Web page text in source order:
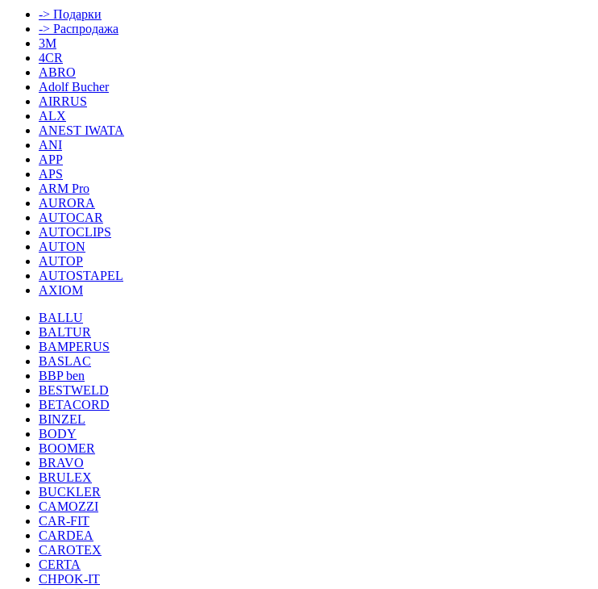
-> Подарки
-> Распродажа
3M
4CR
ABRO
Adolf Bucher
AIRRUS
ALX
ANEST IWATA
ANI
APP
APS
ARM Pro
AURORA
AUTOCAR
AUTOCLIPS
AUTON
AUTOP
AUTOSTAPEL
AXIOM
BALLU
BALTUR
BAMPERUS
BASLAC
BBP ben
BESTWELD
BETACORD
BINZEL
BODY
BOOMER
BRAVO
BRULEX
BUCKLER
CAMOZZI
CAR-FIT
CARDEA
CAROTEX
CERTA
CHPOK-IT